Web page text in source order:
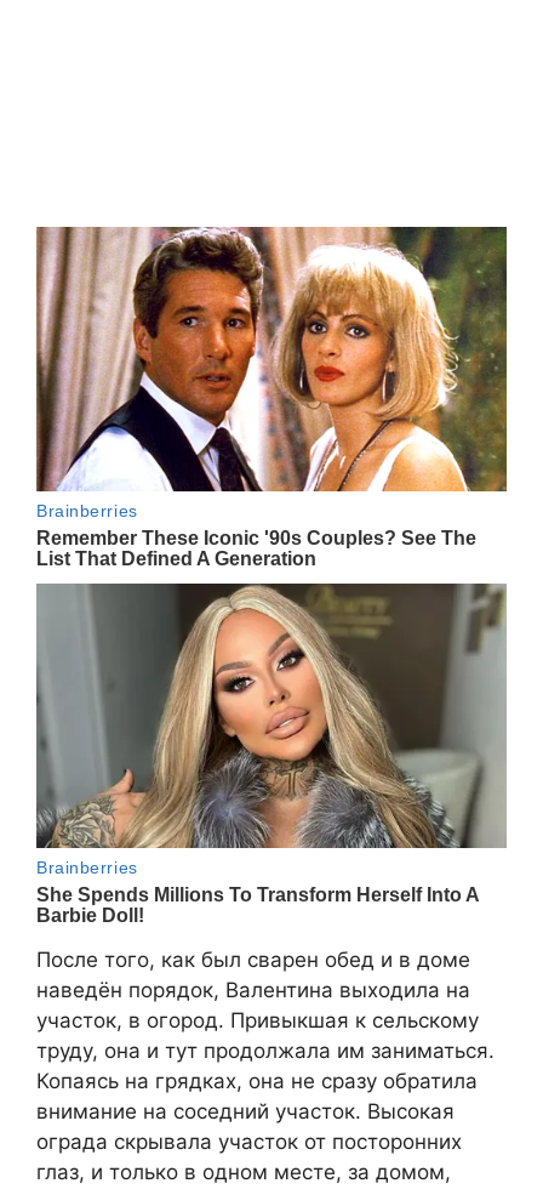
После того, как был сварен обед и в доме
наведён порядок, Валентина выходила на
участок, в огород. Привыкшая к сельскому
труду, она и тут продолжала им заниматься.
Копаясь на грядках, она не сразу обратила
внимание на соседний участок. Высокая
ограда скрывала участок от посторонних
глаз, и только в одном месте, за домом,